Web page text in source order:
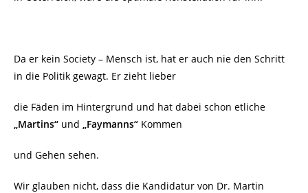
Da er kein Society – Mensch ist, hat er auch nie den Schritt
in die Politik gewagt. Er zieht lieber
die Fäden im Hintergrund und hat dabei schon etliche
„Martins“ und „Faymanns“ Kommen
und Gehen sehen.
Wir glauben nicht, dass die Kandidatur von Dr. Martin